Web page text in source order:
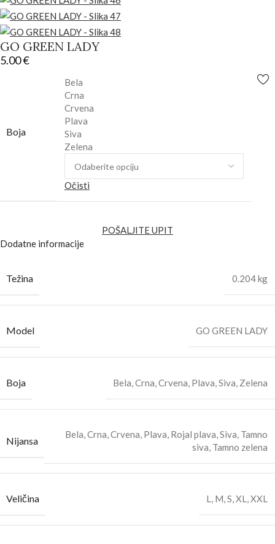
GO GREEN LADY
5.00€
Boja
Bela
Crna
Crvena
Plava
Siva
Zelena
Očisti
POŠALJITE UPIT
Dodatne informacije
Težina 0.204 kg
Model GO GREEN LADY
Boja Bela,Crna,Crvena, Plava,Siva, Zelena
Nijansa
Bela,Crna,Crvena, Plava, Rojal plava,Siva, Tamno
siva, Tamno zelena
Veličina L, M,S,XL,XXL